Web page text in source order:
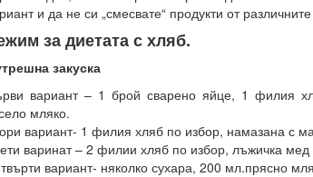
и да не си „смесвате“ продукти от
за диетата с хляб.
закуска
вариант – 1 брой сварено яйце, 1 филия
мляко.
вариант- 1 филия хляб по избор, намазана с
варинат – 2 филии хляб по избор, лъжичка
вариант- няколко сухара, 200 мл.прясно